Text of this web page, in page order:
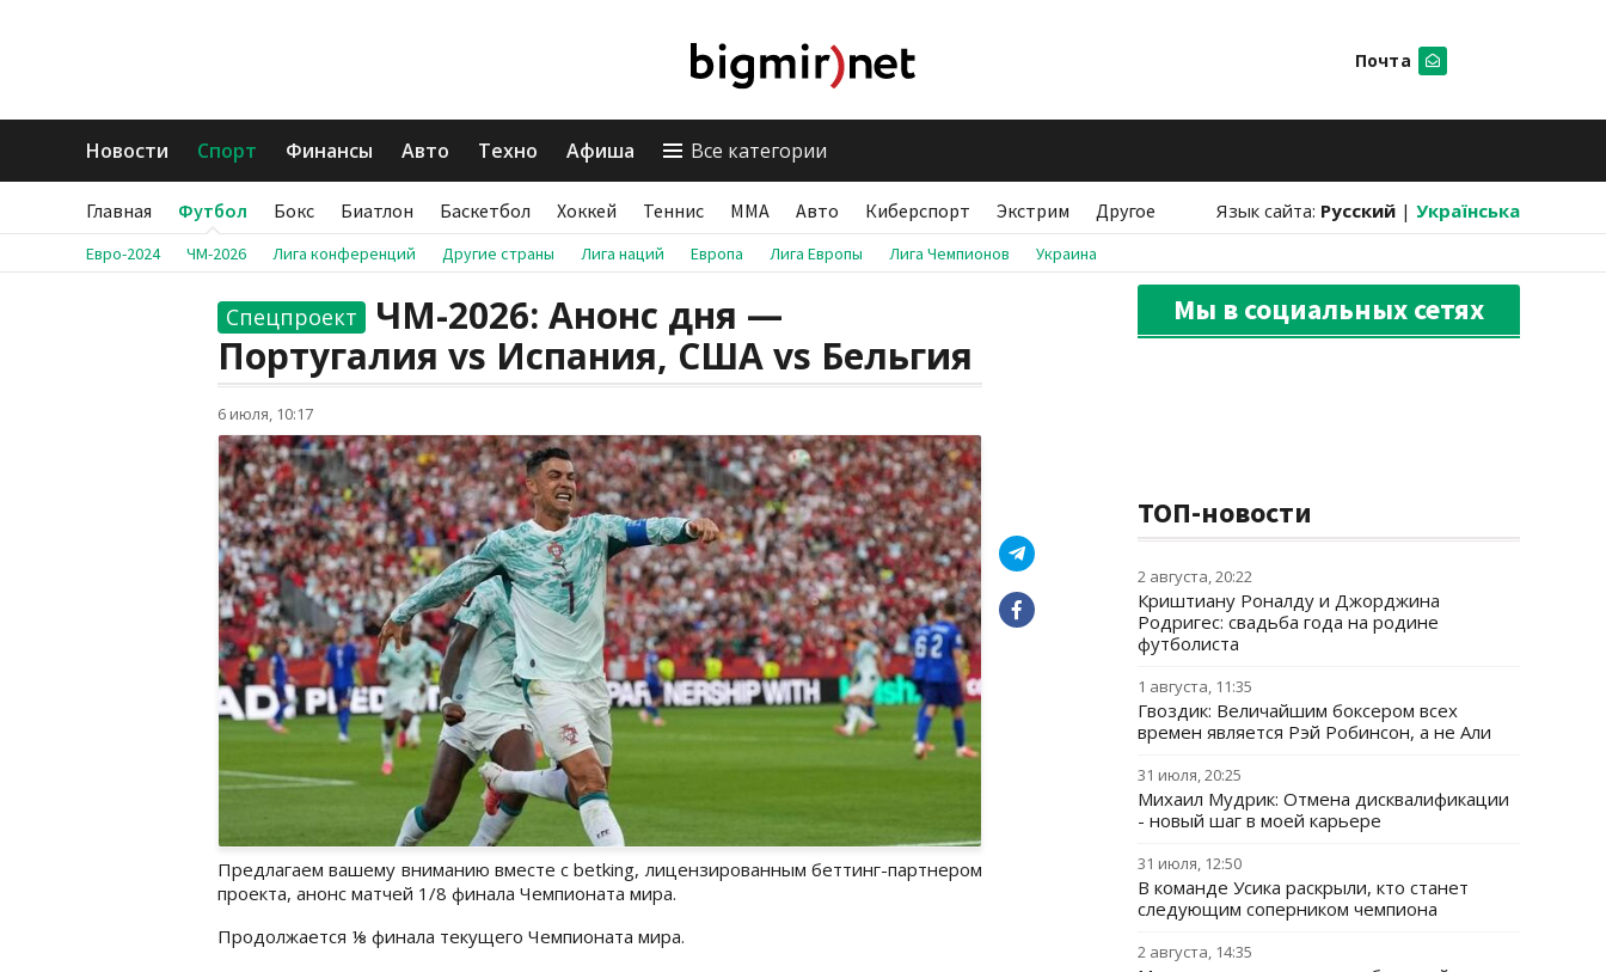
Почта
Новости Спорт Финансы Авто Техно Афиша Все категории
Главная Футбол Бокс Биатлон Баскетбол Хоккей Теннис ММА Авто Киберспорт Экстрим Другое Язык сайта: Русский | Українська
Евро-2024 ЧМ-2026 Лига конференций Другие страны Лига наций Европа Лига Европы Лига Чемпионов Украина
Спецпроект
ЧМ-2026: Анонс дня —
Португалия vs Испания, США vs Бельгия
6 июля, 10:17
Предлагаем вашему вниманию вместе с betking, лицензированным беттинг-партнером
проекта, анонс матчей 1/8 финала Чемпионата мира.
Продолжается ⅛ финала текущего Чемпионата мира.
Мы в социальных сетях
ТОП-новости
2 августа, 20:22
Криштиану Роналду и Джорджина
Родригес: свадьба года на родине
футболиста
1 августа, 11:35
Гвоздик: Величайшим боксером всех
времен является Рэй Робинсон, а не Али
31 июля, 20:25
Михаил Мудрик: Отмена дисквалификации
- новый шаг в моей карьере
31 июля, 12:50
В команде Усика раскрыли, кто станет
следующим соперником чемпиона
2 августа, 14:35